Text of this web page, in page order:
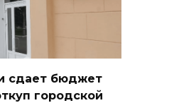
сдает бюджет
городской